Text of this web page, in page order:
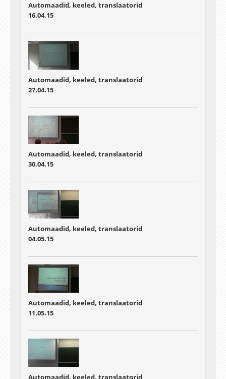
Automaadid, keeled, translaatorid
16.04.15
Automaadid, keeled, translaatorid
27.04.15
Automaadid, keeled, translaatorid
30.04.15
Automaadid, keeled, translaatorid
04.05.15
Automaadid, keeled, translaatorid
11.05.15
Automaadid, keeled, translaatorid